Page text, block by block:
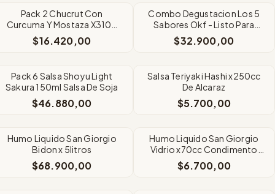
Pack 2 Chucrut Con
Curcuma Y Mostaza X310g
Narda Lepes
$16.420,00
Combo Degustacion Los 5
Sabores Okf - Listo Para
Beber
$32.900,00
Pack 6 Salsa Shoyu Light
Sakura 150ml Salsa De Soja
$46.880,00
Salsa Teriyaki Hashi x250cc
De Alcaraz
$5.700,00
Humo Liquido San Giorgio
Bidon x 5litros
$68.900,00
Humo Liquido San Giorgio
Vidrio x70cc Condimento
Ahumado
$6.700,00